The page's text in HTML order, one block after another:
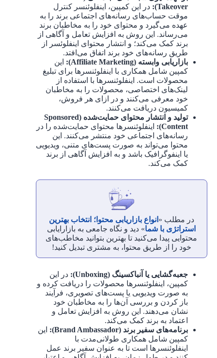
Takeover):
در این کمپین، اینفلوئنسر کنترل
موقت حساب‌های رسانه‌های اجتماعی برند را به
عهده می‌گیرد و محتوای خود را به مخاطبان برند
می‌رساند. این روش به افزایش تعامل و آگاهی از
برند کمک می‌کند؛ و انتشار محتوای اینفلوئسر از
طریق رسانه‌های خود برند اتفاق می‌افتد.
بازاریابی وابسته (Affiliate Marketing):
این
کمپین شامل همکاری با اینفلوئنسرها برای تبلیغ
محصولات است. اینفلوئنسرها با استفاده از
لینک‌های اختصاصی، محصولات را به مخاطبان
خود معرفی می‌کنند و در ازای هر فروش،
کمیسیون دریافت می‌کنند.
تولید و انتشار محتوای حمایت‌شده (Sponsored
Content):
اینفلوئنسرها محتوای حمایت‌شده را در
رسانه‌های اجتماعی خود منتشر می‌کنند. این
محتوا می‌تواند به صورت پست‌های متنی، ویدیویی
یا اینفوگرافیک باشد و به افزایش آگاهی از برند
کمک می‌کند.
در مطلب « انواع بازاریابی محتوا؛ انتخاب بهترین
استراتژی با شما» دید و نگاه جامعی به بازارایابی
محتوایی پیدا می‌کنید تا بهترین بتوانید مخاطب‌های
خود را از طریق محتوا، به مشتری تبدیل کنید!
جعبه‌گشایی یا آنباکسینگ (Unboxing):
در این
کمپین، اینفلوئنسرها محصولات را دریافت کرده و
به صورت ویدیویی یا پست‌های تصویری، فرآیند
باز کردن و بررسی آن‌ها را به مخاطبان خود
نشان می‌دهند. این روش به افزایش تعامل و
اعتماد به برند کمک می‌کند.
برنامه‌های سفیر برند (Brand Ambassador):‌
این
کمپین شامل همکاری طولانی‌مدت با
اینفلوئنسرها است تا به عنوان سفیر برند عمل